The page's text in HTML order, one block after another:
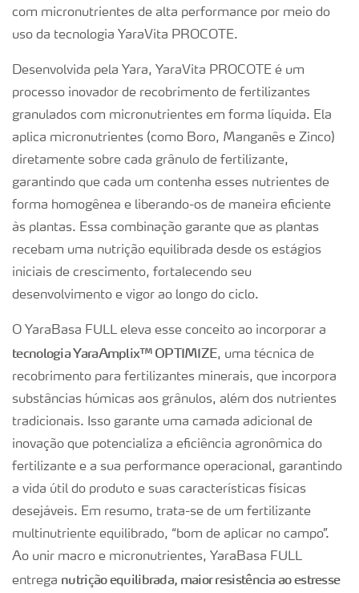
com micronutrientes de alta performance por meio do
uso da tecnologia YaraVita PROCOTE.
Desenvolvida pela Yara, YaraVita PROCOTE é um
processo inovador de recobrimento de fertilizantes
granulados com micronutrientes em forma líquida. Ela
aplica micronutrientes (como Boro, Manganês e Zinco)
diretamente sobre cada grânulo de fertilizante,
garantindo que cada um contenha esses nutrientes de
forma homogênea e liberando-os de maneira eficiente
às plantas. Essa combinação garante que as plantas
recebam uma nutrição equilibrada desde os estágios
iniciais de crescimento, fortalecendo seu
desenvolvimento e vigor ao longo do ciclo.
O YaraBasa FULL eleva esse conceito ao incorporar a
tecnologia YaraAmplix™ OPTIMIZE, uma técnica de
recobrimento para fertilizantes minerais, que incorpora
substâncias húmicas aos grânulos, além dos nutrientes
tradicionais. Isso garante uma camada adicional de
inovação que potencializa a eficiência agronômica do
fertilizante e a sua performance operacional, garantindo
a vida útil do produto e suas características físicas
desejáveis. Em resumo, trata-se de um fertilizante
multinutriente equilibrado, “bom de aplicar no campo”.
Ao unir macro e micronutrientes, YaraBasa FULL
entrega nutrição equilibrada, maior resistência ao estresse